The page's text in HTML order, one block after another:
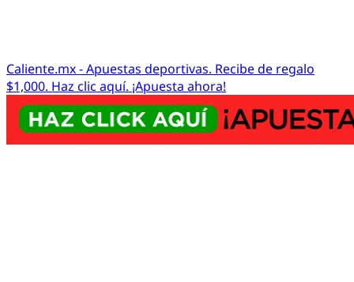
Caliente.mx - Apuestas deportivas. Recibe de regalo
$1,000. Haz clic aquí. ¡Apuesta ahora!